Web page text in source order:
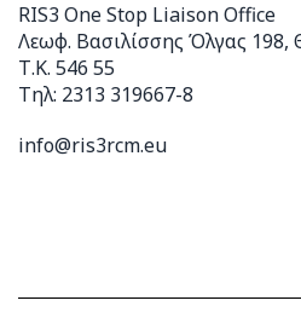
RIS3 One Stop Liaison Office
Λεωφ. Βασιλίσσης Όλγας 198,
Τ.Κ. 546 55
Τηλ: 2313 319667-8
info@ris3rcm.eu